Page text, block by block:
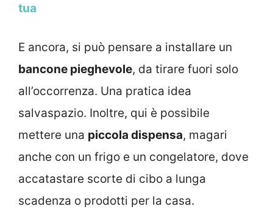
tua
E ancora, si può pensare a installare un
bancone pieghevole, da tirare fuori solo
all’occorrenza. Una pratica idea
salvaspazio. Inoltre, qui è possibile
mettere una piccola dispensa, magari
anche con un frigo e un congelatore, dove
accatastare scorte di cibo a lunga
scadenza o prodotti per la casa.